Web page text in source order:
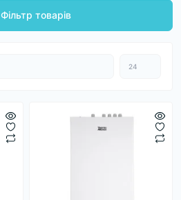
Фільтр товарів